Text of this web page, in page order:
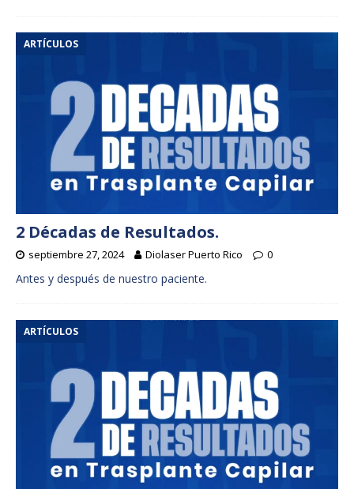
ARTÍCULOS
2 Décadas de Resultados.
septiembre 27, 2024 Diolaser Puerto Rico 0
Antes y después de nuestro paciente.
ARTÍCULOS